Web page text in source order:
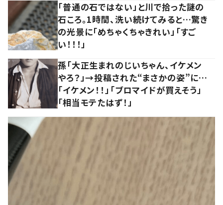
「普通の石ではない」と川で拾った謎の
石ころ。1時間、洗い続けてみると…驚き
の光景に「めちゃくちゃきれい」「すご
い！！！」
孫「大正生まれのじいちゃん、イケメン
やろ？」→投稿された“まさかの姿”に…
「イケメン！！」「ブロマイドが買えそう」
「相当モテたはず！」